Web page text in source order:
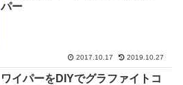
パー
2017.10.17 2019.10.27
ワイパーをDIYでグラファイトコ